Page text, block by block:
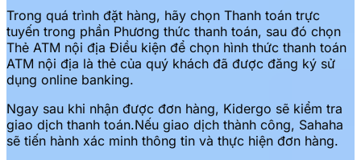
Trong quá trình đặt hàng, hãy chọn Thanh toán trực
tuyến trong phần Phương thức thanh toán, sau đó chọn
Thẻ ATM nội địa Điều kiện để chọn hình thức thanh toán
ATM nội địa là thẻ của quý khách đã được đăng ký sử
dụng online banking.
Ngay sau khi nhận được đơn hàng, Kidergo sẽ kiểm tra
giao dịch thanh toán.Nếu giao dịch thành công, Sahaha
sẽ tiến hành xác minh thông tin và thực hiện đơn hàng.